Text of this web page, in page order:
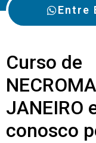
Entre
Curso de
JANEIRO
conosco